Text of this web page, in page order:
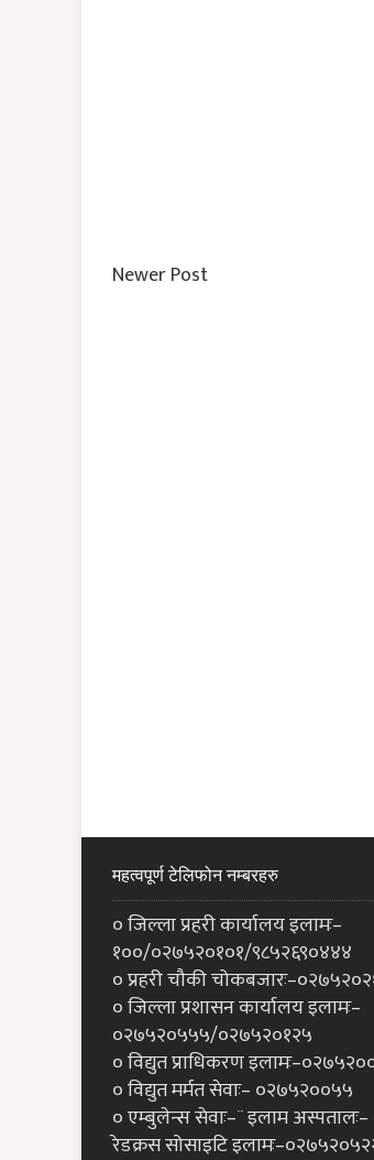
Newer Post
महत्वपूर्ण टेलिफोन नम्बरहरु
० जिल्ला प्रहरी कार्यालय इलामः–
१००/०२७५२०१०१/९८५२६९०४४४
० प्रहरी चौकी
० जिल्ला प्रशासन कार्यालय इलामः–
०२७५२०५५५/०२७५२०१२५
० विद्युत प्राधिकरण
० विद्युत मर्मत सेवाः– ०२७५२००५५
० एम्बुलेन्स सेवाः–¨ इलाम
रेडक्रस सोसाइटि